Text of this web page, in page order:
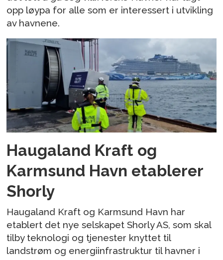
opp løypa for alle som er interessert i utvikling
av havnene.
Haugaland Kraft og
Karmsund Havn etablerer
Shorly
Haugaland Kraft og Karmsund Havn har
etablert det nye selskapet Shorly AS, som skal
tilby teknologi og tjenester knyttet til
landstrøm og energiinfrastruktur til havner i